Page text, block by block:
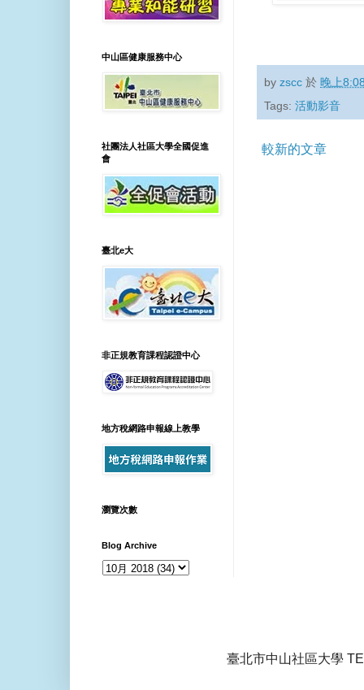
byzscc 於晚上
Tags:活動影音
較新的文章
中山區健康服務中心
社團法人社區大學全國促進
會
臺北e大
非正規教育課程認證中心
地方稅網路申報線上教學
瀏覽次數
Blog Archive
臺北市中山社區大學